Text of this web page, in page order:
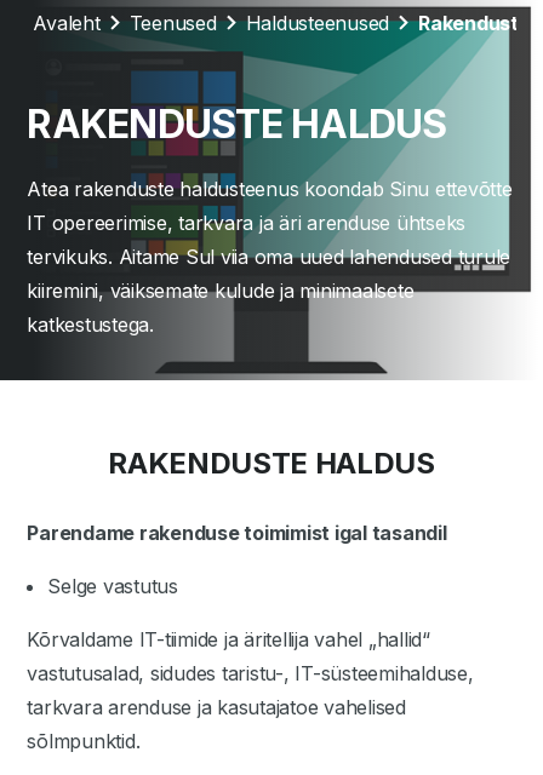
Avaleht Teenused Haldusteenused Rakenduste
RAKENDUSTE HALDUS
Atea rakenduste haldusteenus koondab Sinu ettevõtte
IT opereerimise, tarkvara ja äri arenduse ühtseks
tervikuks. Aitame Sul viia oma uued lahendused turule
kiiremini, väiksemate kulude ja minimaalsete
katkestustega.
RAKENDUSTE HALDUS
Parendame rakenduse toimimist igal tasandil
Selge vastutus
Kõrvaldame IT-tiimide ja äritellija vahel „hallid“
vastutusalad, sidudes taristu-, IT-süsteemihalduse,
tarkvara arenduse ja kasutajatoe vahelised
sõlmpunktid.